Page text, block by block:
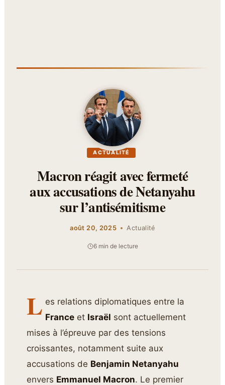
ACTUALITÉ
Macron réagit avec fermeté
aux accusations de Netanyahu
sur l’antisémitisme
août 20, 2025 Actualité
6 min de lecture
L es relations diplomatiques entre la
France et Israël sont actuellement
mises à l’épreuve par des tensions
croissantes, notamment suite aux
accusations de Benjamin Netanyahu
envers Emmanuel Macron. Le premier